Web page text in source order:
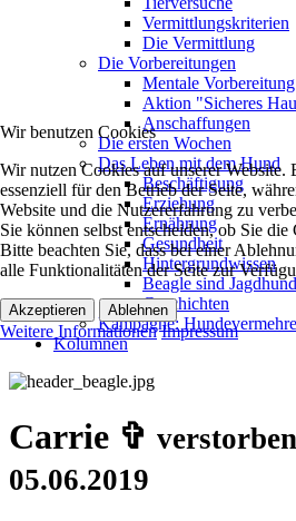
Vermittlungskriterien
Die Vermittlung
Die Vorbereitungen
Mentale Vorbereitung
Aktion "Sicheres
Anschaffungen
Die ersten Wochen
Das Leben mit dem Hund
Beschäftigung
Erziehung
Ernährung
Gesundheit
Hintergrundwissen
Beagle sind
Geschichten
Kampagne:
Kolumnen
Carrie ✞
05.06.2019
Wir benutzen Cookies
Wir nutzen Cookies auf unserer Website.
essenziell für den Betrieb der Seite,
Website und die Nutzererfahrung zu
Sie können selbst entscheiden, ob Sie die
Bitte beachten Sie, dass bei einer
alle Funktionalitäten der Seite zur
Akzeptieren Ablehnen
Weitere Informationen Impressum